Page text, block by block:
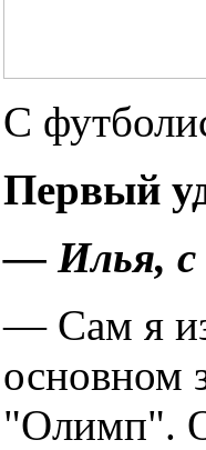
С
Первый
— Илья, с
— Сам я из
основном
"Олимп".